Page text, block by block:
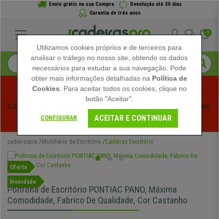
Envio grátis na sua Compra
Devolução até 30 dias
Garantia de três anos
0
Começam os Saldos de Verão em Cadeiraspro! Descontos
Exclusivos por Tempo Limitado - Ver Promoção
cadeiraspro Mobiliário de Escritório Cadeiras Escritório
Oferta
Novidade
Poltrona de Escritório PONTIAC PANO, Máxima
Comodidade, Fabrico De Qualidade, Cor Castanho
Utilizamos cookies próprios e de terceiros para
analisar o tráfego no nosso site, obtendo os dados
necessários para estudar a sua navegação. Pode
obter mais informações detalhadas na Política de
Cookies . Para aceitar todos os cookies, clique no
botão "Aceitar".
CONFIGURAR ACEITAR E CONTINUAR